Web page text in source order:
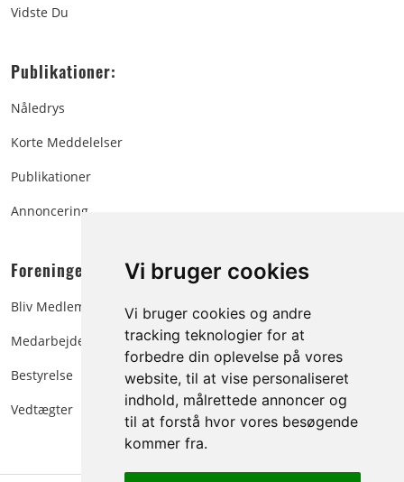
Vi bruger cookies
Vi bruger cookies og andre
tracking teknologier for at
forbedre din oplevelse på vores
website, til at vise personaliseret
indhold, målrettede annoncer og
til at forstå hvor vores besøgende
kommer fra.
Vidste Du
Publikationer:
Nåledrys
Korte Meddelelser
Publikationer
Annoncering
Foreningen:
Bliv Medlem
Medarbejdere
Bestyrelse
Vedtægter